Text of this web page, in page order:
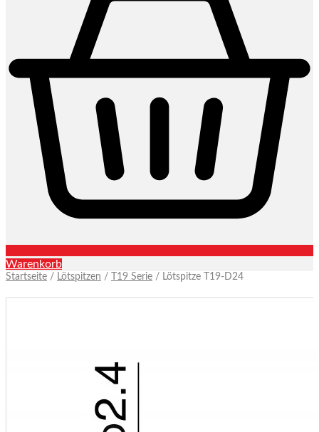
Warenkorb
Startseite / Lötspitzen / T19 Serie / Lötspitze T19-D24